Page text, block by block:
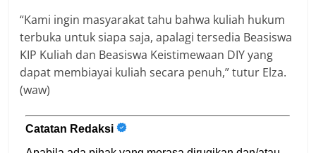
“Kami ingin masyarakat tahu bahwa kuliah hukum
terbuka untuk siapa saja, apalagi tersedia Beasiswa
KIP Kuliah dan Beasiswa Keistimewaan DIY yang
dapat membiayai kuliah secara penuh,” tutur Elza.
(waw)